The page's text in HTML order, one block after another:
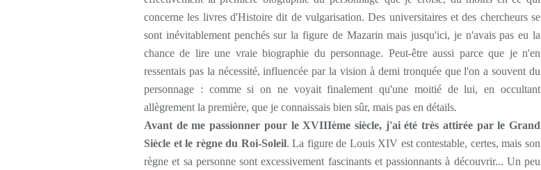
concerne les livres d'Histoire dit de vulgarisation. Des universitaires et des chercheurs se
sont inévitablement penchés sur la figure de Mazarin mais jusqu'ici, je n'avais pas eu la
chance de lire une vraie biographie du personnage. Peut-être aussi parce que je n'en
ressentais pas la nécessité, influencée par la vision à demi tronquée que l'on a souvent du
personnage : comme si on ne voyait finalement qu'une moitié de lui, en occultant
allègrement la première, que je connaissais bien sûr, mais pas en détails.
Avant de me passionner pour le XVIIIème siècle, j'ai été très attirée par le Grand
Siècle et le règne du Roi-Soleil. La figure de Louis XIV est contestable, certes, mais son
règne et sa personne sont excessivement fascinants et passionnants à découvrir... Un peu